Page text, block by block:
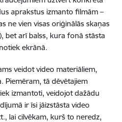
aprakstus izmanto filmām –
ne vien visas oriģinālās skaņas
bet arī balss, kura fonā stāsta
ekrānā.
veidot video materiāliem,
Piemēram, tā dēvētajiem
izmantoti, veidojot dažādu
ir īsi jāizstāsta video
lai cilvēkam, kurš to neredz,